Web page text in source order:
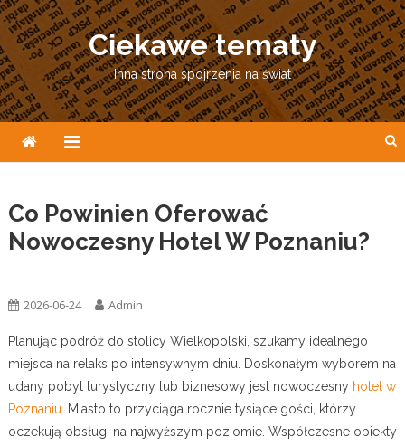
Skip
to
content
Ciekawe tematy
Inna strona spojrzenia na świat
Co Powinien Oferować
Nowoczesny Hotel W Poznaniu?
2026-06-24 Admin
Planując podróż do stolicy Wielkopolski, szukamy idealnego
miejsca na relaks po intensywnym dniu. Doskonałym wyborem na
udany pobyt turystyczny lub biznesowy jest nowoczesny hotel w
Poznaniu . Miasto to przyciąga rocznie tysiące gości, którzy
oczekują obsługi na najwyższym poziomie. Współczesne obiekty